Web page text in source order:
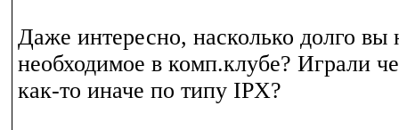
Даже интересно, насколько долго вы
необходимое в комп.клубе? Играли
как-то иначе по типу IPX?